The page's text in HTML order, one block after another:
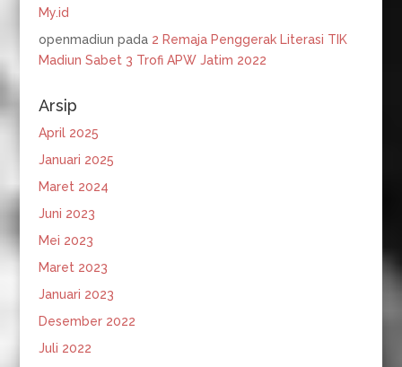
My.id
openmadiun pada 2 Remaja Penggerak Literasi TIK
Madiun Sabet 3 Trofi APW Jatim 2022
Arsip
April 2025
Januari 2025
Maret 2024
Juni 2023
Mei 2023
Maret 2023
Januari 2023
Desember 2022
Juli 2022